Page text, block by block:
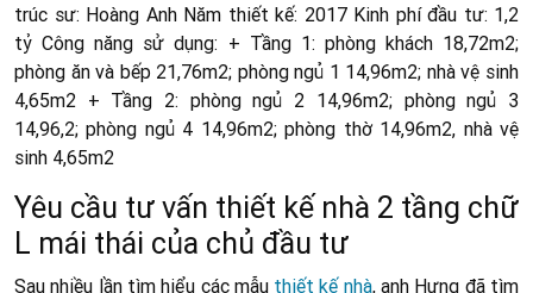
trúc sư: Hoàng Anh Năm thiết kế: 2017 Kinh phí đầu tư: 1,2
tỷ Công năng sử dụng: + Tầng 1: phòng khách 18,72m2;
phòng ăn và bếp 21,76m2; phòng ngủ 1 14,96m2; nhà vệ sinh
4,65m2 + Tầng 2: phòng ngủ 2 14,96m2; phòng ngủ 3
14,96,2; phòng ngủ 4 14,96m2; phòng thờ 14,96m2, nhà vệ
sinh 4,65m2
Yêu cầu tư vấn thiết kế nhà 2 tầng chữ
L mái thái của chủ đầu tư
Sau nhiều lần tìm hiểu các mẫu thiết kế nhà, anh Hưng đã tìm